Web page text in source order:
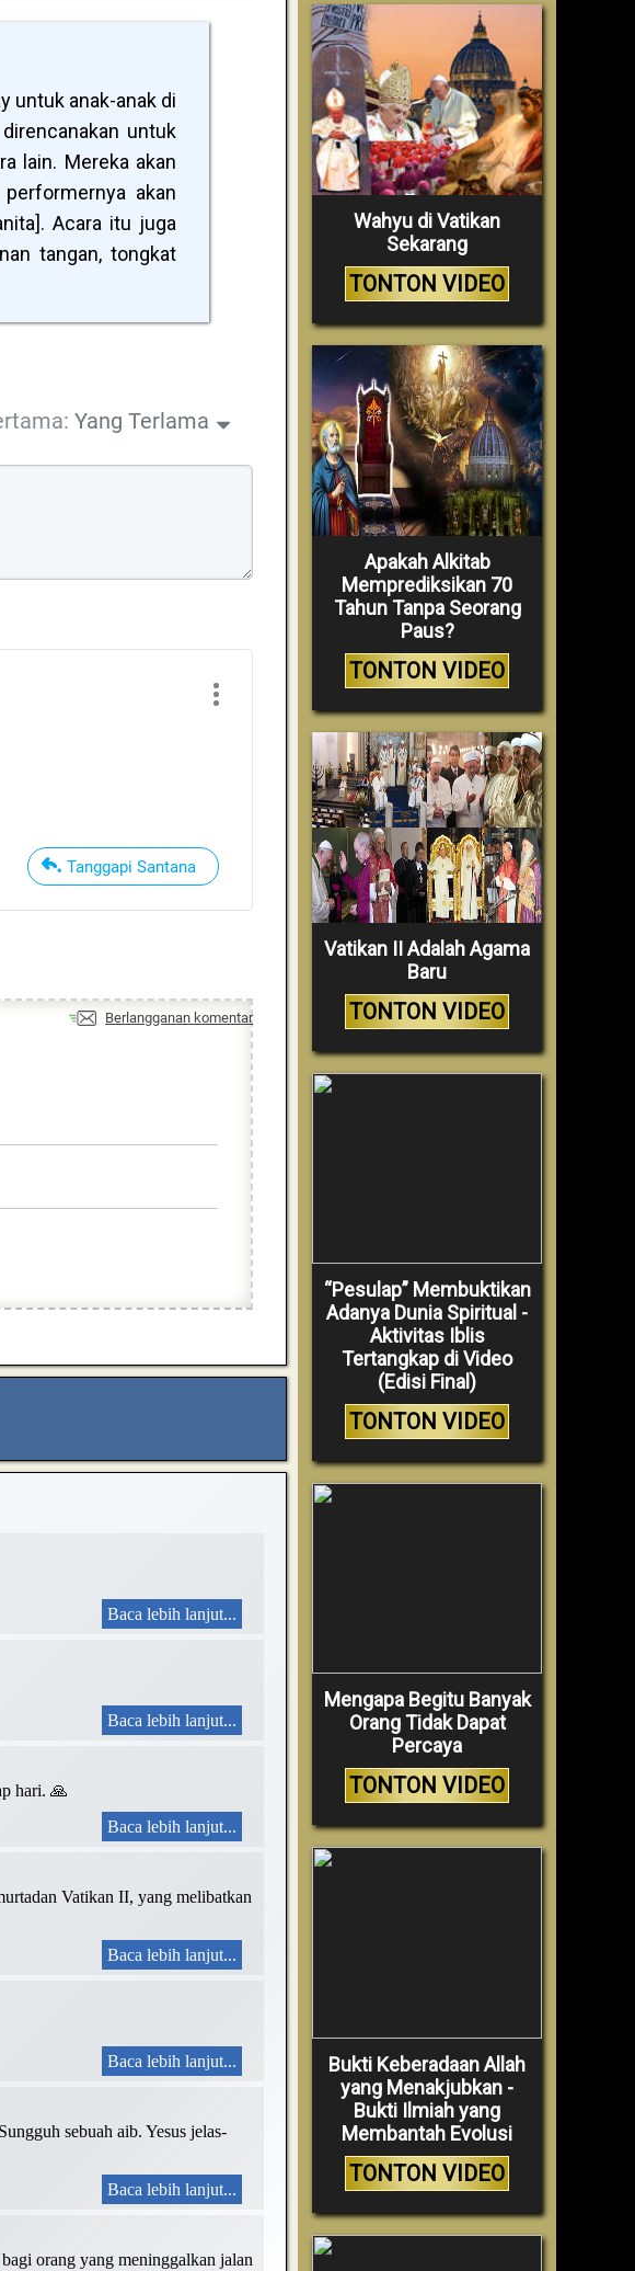
untuk anak-anak di
untuk
lain. Mereka akan
akan
Acara itu juga
tangan, tongkat
Yang Terlama
Tanggapi Santana
Berlangganan komentar
Baca lebih lanjut...
Baca lebih lanjut...
hari. 🙏
Baca lebih lanjut...
Vatikan II, yang melibatkan
Baca lebih lanjut...
Baca lebih lanjut...
sebuah aib. Yesus jelas-
Baca lebih lanjut...
orang yang meninggalkan jalan
Wahyu di Vatikan
Sekarang
TONTON VIDEO
Apakah Alkitab
Memprediksikan 70
Tahun Tanpa Seorang
Paus?
TONTON VIDEO
Vatikan II Adalah Agama
Baru
TONTON VIDEO
“Pesulap” Membuktikan
Adanya Dunia Spiritual -
Aktivitas Iblis
Tertangkap di Video
(Edisi Final)
TONTON VIDEO
Mengapa Begitu Banyak
Orang Tidak Dapat
Percaya
TONTON VIDEO
Bukti Keberadaan Allah
yang Menakjubkan -
Bukti Ilmiah yang
Membantah Evolusi
TONTON VIDEO